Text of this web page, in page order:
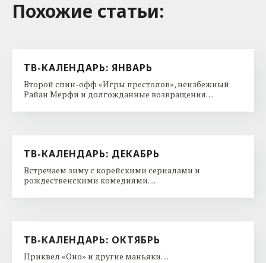
Похожие cтатьи:
ТВ-КАЛЕНДАРЬ: ЯНВАРЬ
Второй спин-офф «Игры престолов», неизбежный
Райан Мерфи и долгожданные возвращения. ...
ТВ-КАЛЕНДАРЬ: ДЕКАБРЬ
Встречаем зиму с корейскими сериалами и
рождественскими комедиями. ...
ТВ-КАЛЕНДАРЬ: ОКТЯБРЬ
Приквел «Оно» и другие маньяки. ...